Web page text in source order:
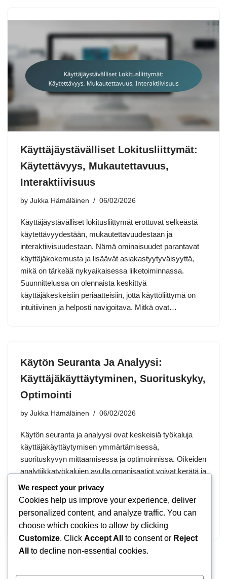
Käyttäjäystävälliset Lokitusliittymät:
Käytettävyys, Mukautettavuus,
Interaktiivisuus
by Jukka Hämäläinen 06/02/2026
Käyttäjäystävälliset lokitusliittymät erottuvat selkeästä
käytettävyydestään, mukautettavuudestaan ja
interaktiivisuudestaan. Nämä ominaisuudet parantavat
käyttäjäkokemusta ja lisäävät asiakastyytyväisyyttä,
mikä on tärkeää nykyaikaisessa liiketoiminnassa.
Suunnittelussa on olennaista keskittyä
käyttäjäkeskeisiin periaatteisiin, jotta käyttöliittymä on
intuitiivinen ja helposti navigoitava. Mitkä ovat…
Käytön Seuranta Ja Analyysi:
Käyttäjäkäyttäytyminen, Suorituskyky,
Optimointi
by Jukka Hämäläinen 06/02/2026
Käytön seuranta ja analyysi ovat keskeisiä työkaluja
käyttäjäkäyttäytymisen ymmärtämisessä,
suorituskyvyn mittaamisessa ja optimoinnissa. Oikeiden
analytiikkatyökalujen avulla organisaatiot voivat kerätä ja
analysoida dataa, mikä mahdollistaa
käyttäjäkokemuksen parantamisen ja palveluiden
kehittämisen. Tavoitteena on luoda datalähtöisiä
We respect your privacy
Cookies help us improve your experience, deliver
personalized content, and analyze traffic. You can
choose which cookies to allow by clicking
Customize. Click Accept All to consent or Reject
All
to decline non-essential cookies.